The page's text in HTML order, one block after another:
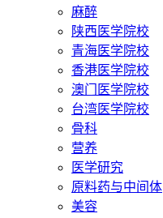
麻醉
陕西医学院校
青海医学院校
香港医学院校
澳门医学院校
台湾医学院校
骨科
营养
医学研究
原料药与中间体
美容